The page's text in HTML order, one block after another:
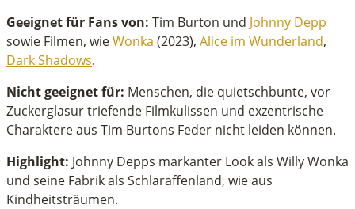
Geeignet für Fans von: Tim Burton und Johnny Depp
sowie Filmen, wieWonka (2023), Alice im Wunderland,
Dark Shadows.
Nicht geeignet für: Menschen, die quietschbunte, vor
Zuckerglasur triefende Filmkulissen und exzentrische
Charaktere aus Tim Burtons Feder nicht leiden können.
Highlight: Johnny Depps markanter Look als Willy Wonka
und seine Fabrik als Schlaraffenland, wie aus
Kindheitsträumen.